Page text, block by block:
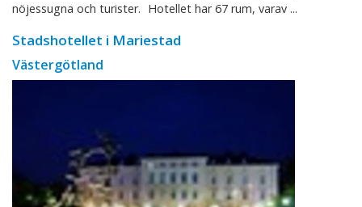
nöjessugna och turister. Hotellet har 67 rum, varav ...
Stadshotellet i Mariestad
Västergötland